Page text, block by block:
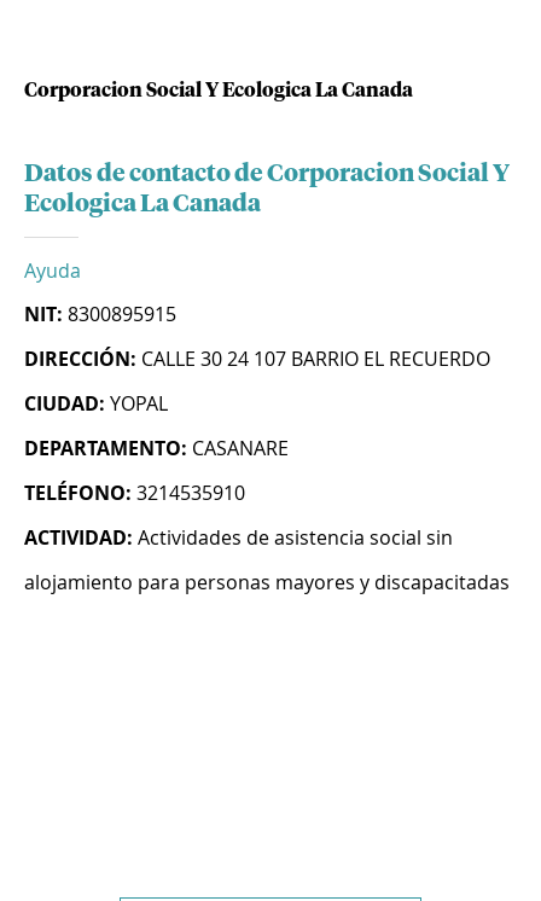
Corporacion Social Y Ecologica La Canada
Datos de contacto de Corporacion Social Y
Ecologica La Canada
Ayuda
NIT: 8300895915
DIRECCIÓN: CALLE 30 24 107 BARRIO EL RECUERDO
CIUDAD: YOPAL
DEPARTAMENTO: CASANARE
TELÉFONO: 3214535910
ACTIVIDAD: Actividades de asistencia social sin
alojamiento para personas mayores y discapacitadas